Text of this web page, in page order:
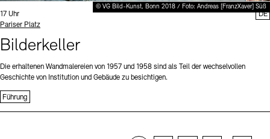
© VG Bild-Kunst, Bonn 2018 / Foto: Andreas [FranzXaver] Süß
Uhrzeit:
17 Uhr
Standort
Pariser Platz
Bilderkeller
Die erhaltenen Wandmalereien von 1957 und 1958 sind als Teil der wechselvollen
Geschichte von Institution und Gebäude zu besichtigen.
Führung
DE